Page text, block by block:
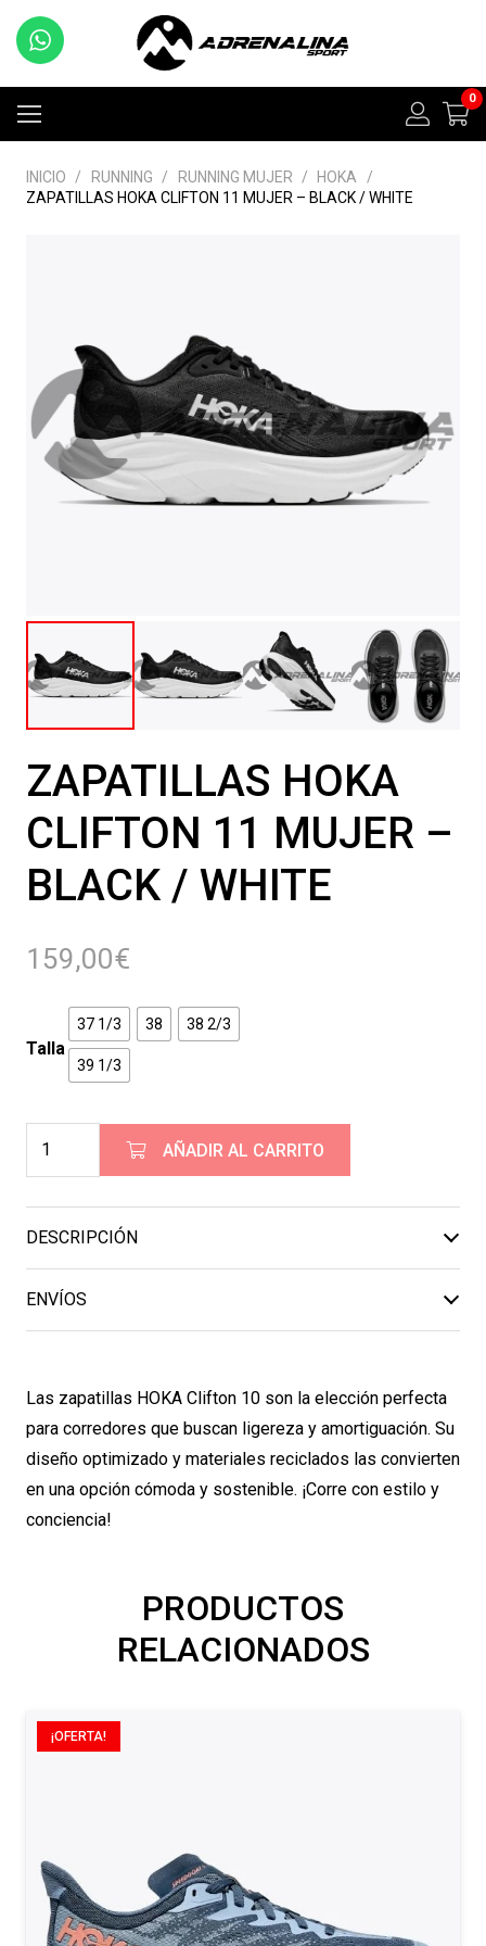
0
INICIO / RUNNING / RUNNING MUJER / HOKA
/
ZAPATILLAS HOKA CLIFTON 11 MUJER – BLACK / WHITE
ZAPATILLAS HOKA
CLIFTON 11 MUJER –
BLACK / WHITE
159,00€
Talla
37 1/3 38 38 2/3
39 1/3
11
-
cantidad
AÑADIR AL CARRITO
DESCRIPCIÓN
ENVÍOS
Las zapatillas HOKA Clifton 10 son la elección perfecta
para corredores que buscan ligereza y amortiguación. Su
diseño optimizado y materiales reciclados las convierten
en una opción cómoda y sostenible. ¡Corre con estilo y
conciencia!
PRODUCTOS
RELACIONADOS
¡OFERTA!